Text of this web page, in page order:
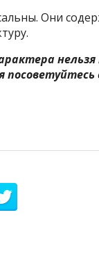
Они